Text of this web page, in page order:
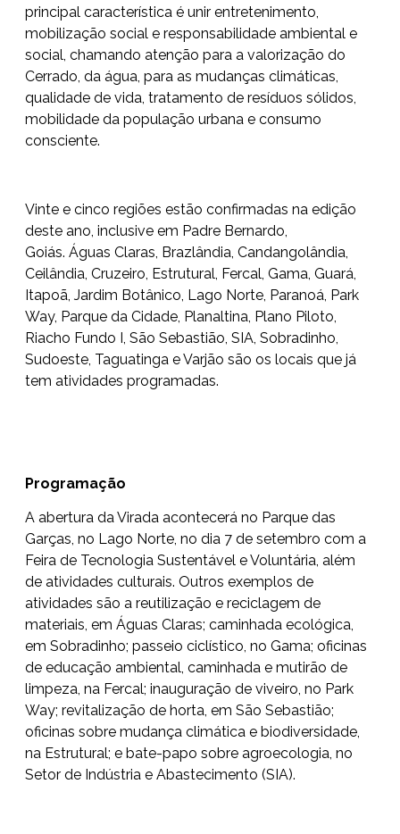
principal característica é unir entretenimento,
mobilização social e responsabilidade ambiental e
social, chamando atenção para a valorização do
Cerrado, da água, para as mudanças climáticas,
qualidade de vida, tratamento de resíduos sólidos,
mobilidade da população urbana e consumo
consciente.
Vinte e cinco regiões estão confirmadas na edição
deste ano, inclusive em Padre Bernardo,
Goiás. Águas Claras, Brazlândia, Candangolândia,
Ceilândia, Cruzeiro, Estrutural, Fercal, Gama, Guará,
Itapoã, Jardim Botânico, Lago Norte, Paranoá, Park
Way, Parque da Cidade, Planaltina, Plano Piloto,
Riacho Fundo I, São Sebastião, SIA, Sobradinho,
Sudoeste, Taguatinga e Varjão são os locais que já
tem atividades programadas.
Programação
A abertura da Virada acontecerá no Parque das
Garças, no Lago Norte, no dia 7 de setembro com a
Feira de Tecnologia Sustentável e Voluntária, além
de atividades culturais. Outros exemplos de
atividades são a reutilização e reciclagem de
materiais, em Águas Claras; caminhada ecológica,
em Sobradinho; passeio ciclístico, no Gama; oficinas
de educação ambiental, caminhada e mutirão de
limpeza, na Fercal; inauguração de viveiro, no Park
Way; revitalização de horta, em São Sebastião;
oficinas sobre mudança climática e biodiversidade,
na Estrutural; e bate-papo sobre agroecologia, no
Setor de Indústria e Abastecimento (SIA).